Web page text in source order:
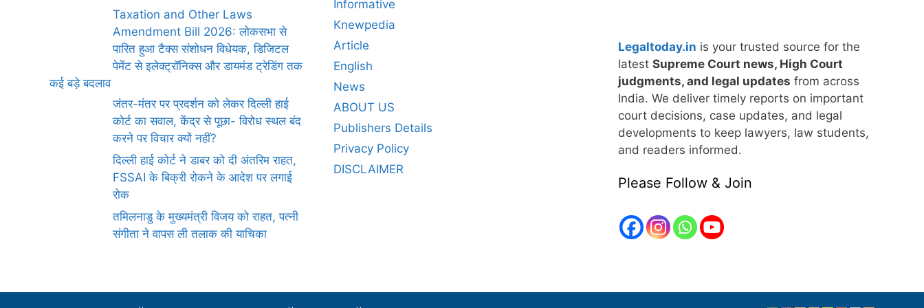
Taxation and Other Laws
Amendment Bill 2026: लोकसभा से
पारित हुआ टैक्स संशोधन विधेयक, डिजिटल
पेमेंट से इलेक्ट्रॉनिक्स और डायमंड ट्रेडिंग तक
कई बड़े बदलाव
जंतर-मंतर पर प्रदर्शन को लेकर दिल्ली हाई
कोर्ट का सवाल, केंद्र से पूछा- विरोध स्थल बंद
करने पर विचार क्यों नहीं?
दिल्ली हाई कोर्ट ने डाबर को दी अंतरिम राहत,
FSSAI के बिक्री रोकने के आदेश पर लगाई
रोक
तमिलनाडु के मुख्यमंत्री विजय को राहत, पत्नी
संगीता ने वापस ली तलाक की याचिका
Informative
Knewpedia
Article
English
News
ABOUT US
Publishers Details
Privacy Policy
DISCLAIMER
Legaltoday.in is your trusted source for the
latest Supreme Court news, High Court
judgments, and legal updates from across
India. We deliver timely reports on important
court decisions, case updates, and legal
developments to keep lawyers, law students,
and readers informed.
Please Follow & Join